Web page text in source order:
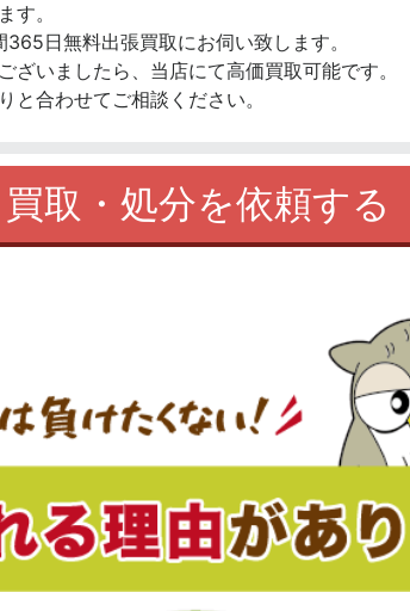
す。
日無料出張買取にお伺い致します。
いましたら、当店にて高価買取可能です。
合わせてご相談ください。
買取・処分を依頼する